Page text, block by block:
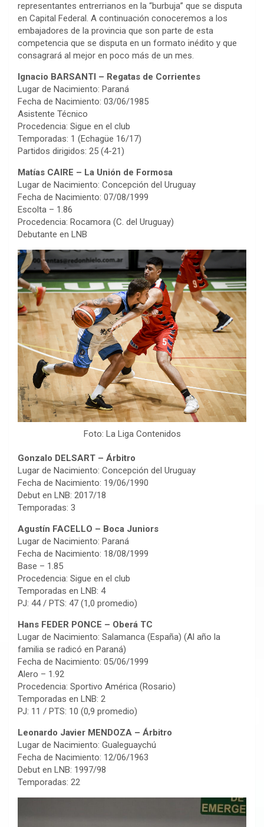
representantes entrerrianos en la “burbuja” que se disputa
en Capital Federal. A continuación conoceremos a los
embajadores de la provincia que son parte de esta
competencia que se disputa en un formato inédito y que
consagrará al mejor en poco más de un mes.
Ignacio BARSANTI – Regatas de Corrientes
Lugar de Nacimiento: Paraná
Fecha de Nacimiento: 03/06/1985
Asistente Técnico
Procedencia: Sigue en el club
Temporadas: 1 (Echagüe 16/17)
Partidos dirigidos: 25 (4-21)
Matías CAIRE – La Unión de Formosa
Lugar de Nacimiento: Concepción del Uruguay
Fecha de Nacimiento: 07/08/1999
Escolta – 1.86
Procedencia: Rocamora (C. del Uruguay)
Debutante en LNB
Foto: La Liga Contenidos
Gonzalo DELSART – Árbitro
Lugar de Nacimiento: Concepción del Uruguay
Fecha de Nacimiento: 19/06/1990
Debut en LNB: 2017/18
Temporadas: 3
Agustín FACELLO – Boca Juniors
Lugar de Nacimiento: Paraná
Fecha de Nacimiento: 18/08/1999
Base – 1.85
Procedencia: Sigue en el club
Temporadas en LNB: 4
PJ: 44 / PTS: 47 (1,0 promedio)
Hans FEDER PONCE – Oberá TC
Lugar de Nacimiento: Salamanca (España) (Al año la
familia se radicó en Paraná)
Fecha de Nacimiento: 05/06/1999
Alero – 1.92
Procedencia: Sportivo América (Rosario)
Temporadas en LNB: 2
PJ: 11 / PTS: 10 (0,9 promedio)
Leonardo Javier MENDOZA – Árbitro
Lugar de Nacimiento: Gualeguaychú
Fecha de Nacimiento: 12/06/1963
Debut en LNB: 1997/98
Temporadas: 22